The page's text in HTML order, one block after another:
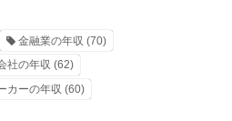
金融業の年収 (70)
社の年収 (62)
カーの年収 (60)